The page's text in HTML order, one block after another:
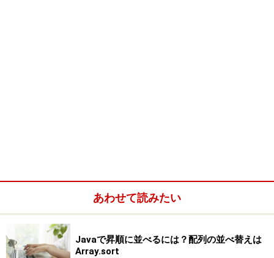
<h:outputText value="JSF Sample"
/>
<br /><br />
あわせて読みたい
Javaで昇順に並べるには？配列の並べ替えは
Array.sort